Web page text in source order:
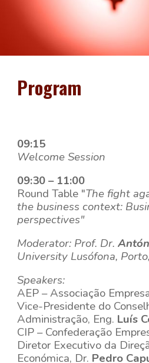
Program
09:15
Welcome Session
09:30 – 11:00
Round Table "The fight
the business context:
perspectives"
Moderator: Prof. Dr.
University Lusófona,
Speakers:
AEP –Associação
Vice-Presidente do
Administração, Eng. Luís
CIP –Confederação
Diretor Executivo da
Económica, Dr. Pedro